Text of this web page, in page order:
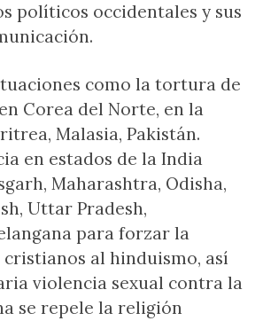
políticos occidentales y sus
como la tortura de
Corea del Norte, en la
Malasia, Pakistán.
en estados de la India
Maharashtra, Odisha,
Uttar Pradesh,
para forzar la
al hinduismo, así
violencia sexual contra la
se repele la religión